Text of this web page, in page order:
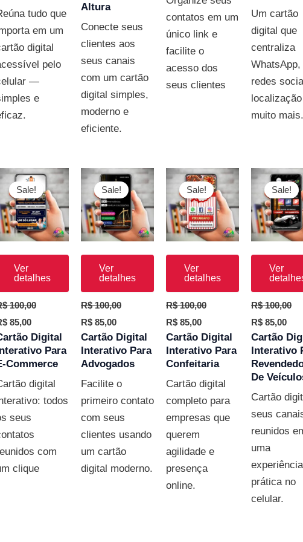
tudo que
em um
digital
pelo
—
e
Altura
Conecte seus
clientes aos
seus canais
com um cartão
digital simples,
moderno e
eficiente.
contatos em um
único link e
facilite o
acesso dos
seus clientes
Um cartão
digital que
centraliza
WhatsApp,
redes
muito mais.
Sale!
Ver
detalhes
100,00
preço
original
100,00.
85,00
O
preço
atual
é:
R$ 85,00.
Digital
Para
Commerce
digital
todos
seus
com
clique
Sale!
Ver
detalhes
R$100,00
preço
original
era:
R$ 100,00.
R$ 85,00
O
preço
atual
é:
R$ 85,00.
Cartão Digital
Interativo Para
Advogados
Facilite o
primeiro contato
com seus
clientes usando
um cartão
digital moderno.
Sale!
Ver
detalhes
R$100,00
preço
original
era:
R$ 100,00.
R$ 85,00
O
preço
atual
é:
R$ 85,00.
Cartão Digital
Interativo Para
Confeitaria
Cartão digital
completo para
empresas que
querem
agilidade e
presença
online.
Sale!
Ver
R$100,00
preço
original
era:
R$ 100,00.
R$ 85,00
O
é:
R$
Cartão
Interativo
De
Cartão
seus
reunidos
uma
experiência
prática no
celular.